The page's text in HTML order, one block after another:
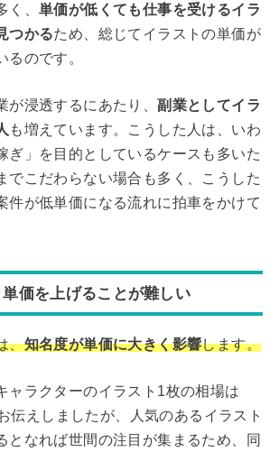
く、 単価が低くても仕事を受けるイラ
つかるため、総じてイラストの単価が
るのです。
が浸透するにあたり、副業としてイラ
も増えています。こうした人は、いわ
ぎ」を目的としているケースも多いた
でこだわらない場合も多く、こうした
件が低単価になる流れに拍車をかけて
価を上げることが難しい
、知名度が単価に大きく影響します。
ャラクターのイラスト1枚の相場は
伝えしましたが、人気のあるイラスト
となれば世間の注目が集まるため、同